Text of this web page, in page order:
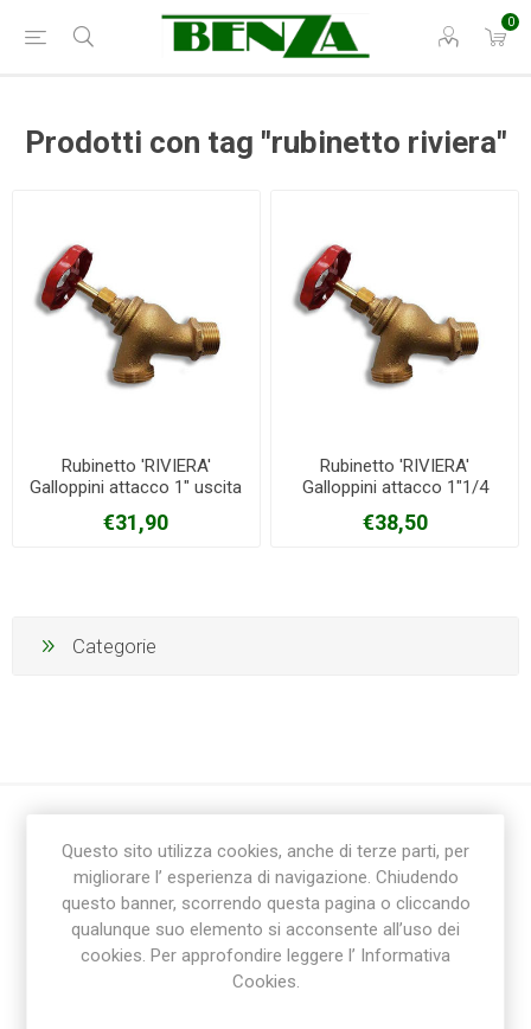
0
Prodotti con tag "rubinetto riviera"
Rubinetto 'RIVIERA'
Galloppini attacco 1" uscita
€31,90
Rubinetto 'RIVIERA'
Galloppini attacco 1"1/4
€38,50
Categorie
Ricevi la newsletter
Questo sito utilizza cookies, anche di terze parti, per
migliorare l’ esperienza di navigazione. Chiudendo
questo banner, scorrendo questa pagina o cliccando
qualunque suo elemento si acconsente all’uso dei
cookies. Per approfondire leggere l’ Informativa
Cookies.